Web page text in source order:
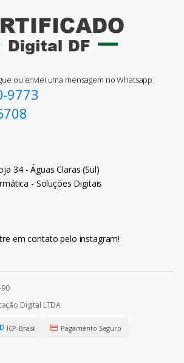
ou enviei uma mensagem no Whatsapp
9773
34 - Águas Claras (Sul)
- Soluções Digitais
em contato pelo instagram!
Digital LTDA
ICP-Brasil Pagamento Seguro